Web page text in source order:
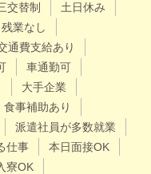
交替制
土日休み
残業なし
通費支給あり
車通勤可
大手企業
事補助あり
派遣社員が多数就業
仕事
本日面接OK
寮OK